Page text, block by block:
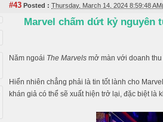
#43 Posted : Thursday, March 14, 2024 8:59:48
Marvel chấm dứt kỷ nguyên
Năm ngoái The Marvels mở màn với doanh
Hiển nhiên chẳng phải là tin tốt lành cho
khán giả có thể sẽ xuất hiện trở lại, đặc biệt là